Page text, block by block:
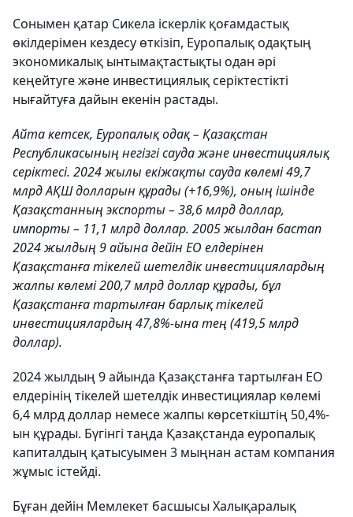
Сонымен қатар Сикела іскерлік қоғамдастық
өкілдерімен кездесу өткізіп, Еуропалық одақтың
экономикалық ынтымақтастықты одан әрі
кеңейтуге және инвестициялық серіктестікті
нығайтуға дайын екенін растады.
Айта кетсек, Еуропалық одақ – Қазақстан
Республикасының негізгі сауда және инвестициялық
серіктесі. 2024 жылы екіжақты сауда көлемі 49,7
млрд АҚШ долларын құрады (+16,9%), оның ішінде
Қазақстанның экспорты – 38,6 млрд доллар,
импорты – 11,1 млрд доллар. 2005 жылдан бастап
2024 жылдың 9 айына дейін ЕО елдерінен
Қазақстанға тікелей шетелдік инвестициялардың
жалпы көлемі 200,7 млрд доллар құрады, бұл
Қазақстанға тартылған барлық тікелей
инвестициялардың 47,8%-ына тең (419,5 млрд
доллар).
2024 жылдың 9 айында Қазақстанға тартылған ЕО
елдерінің тікелей шетелдік инвестициялар көлемі
6,4 млрд доллар немесе жалпы көрсеткіштің 50,4%-
ын құрады. Бүгінгі таңда Қазақстанда еуропалық
капиталдың қатысуымен 3 мыңнан астам компания
жұмыс істейді.
Бұған дейін Мемлекет басшысы Халықаралық